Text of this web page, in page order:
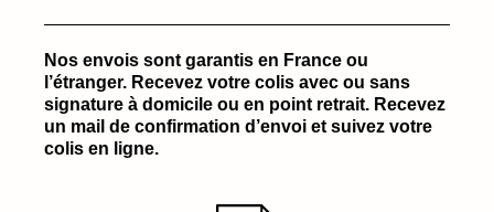
Nos envois sont garantis en France ou
l’étranger. Recevez votre colis avec ou sans
signature à domicile ou en point retrait. Recevez
un mail de confirmation d’envoi et suivez votre
colis en ligne.